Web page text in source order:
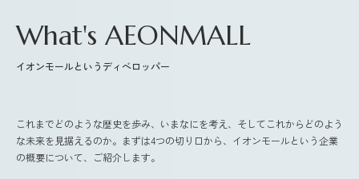
What's AEONMALL
イオンモールというディベロッパー
これまでどのような歴史を歩み、いまなにを考え、そしてこれからどのよう
な未来を見据えるのか。まずは4つの切り口から、イオンモールという企業
の概要について、ご紹介します。